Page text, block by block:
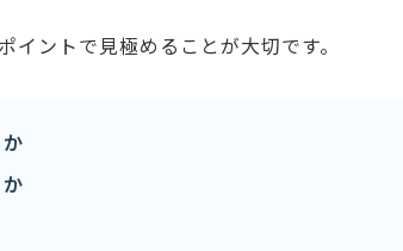
ントで見極めることが大切です。